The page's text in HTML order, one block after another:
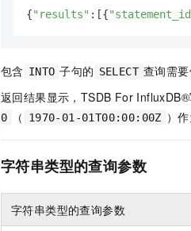
{"results" :[{
包含 INTO 子句的 SELECT 查询需
返回结果显示，TSDB For
0
（ 1970-01-01T00:00:00Z ）
字符串类型的查询参数
字符串类型的查询参数